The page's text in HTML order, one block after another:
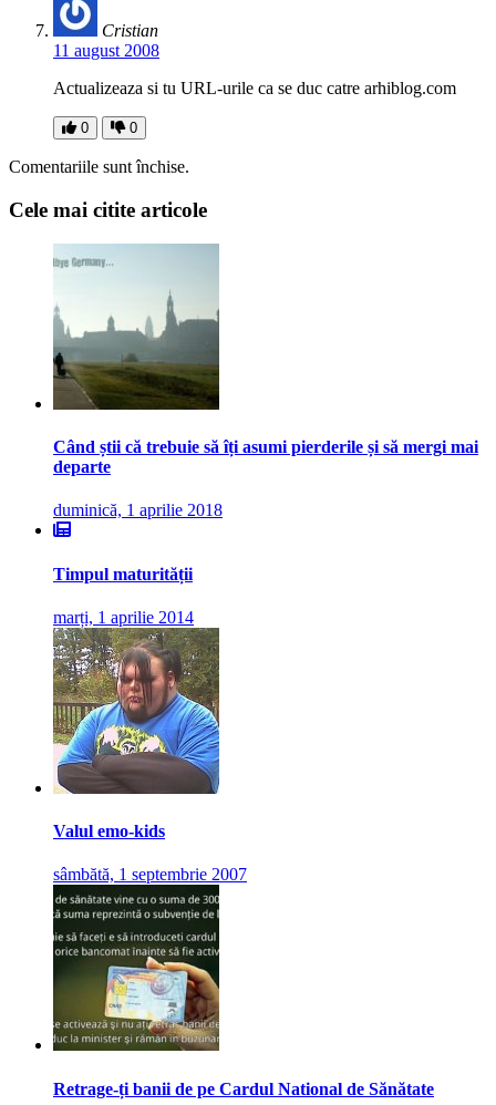
Cristian
11 august 2008
Actualizeaza si tu URL-urile ca se duc catre arhiblog.com
0 0
Comentariile sunt închise.
Cele mai citite articole
Când știi că trebuie să îți asumi pierderile și să mergi mai
departe
duminică, 1 aprilie 2018
Timpul maturității
marți, 1 aprilie 2014
Valul emo-kids
sâmbătă, 1 septembrie 2007
Retrage-ți banii de pe Cardul National de Sănătate